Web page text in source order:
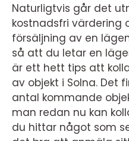
Naturligtvis går det
kostnadsfri värdering
försäljning av en
så att du letar en
är ett hett tips att
av objekt i Solna. Det
antal kommande
man redan nu kan
du hittar något som